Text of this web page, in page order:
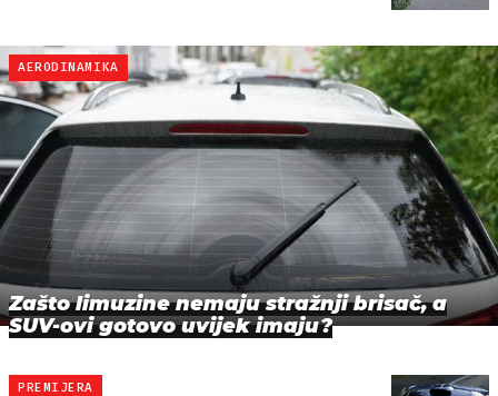
AERODINAMIKA
Zašto limuzine nemaju stražnji brisač, a
SUV-ovi gotovo uvijek imaju?
PREMIJERA